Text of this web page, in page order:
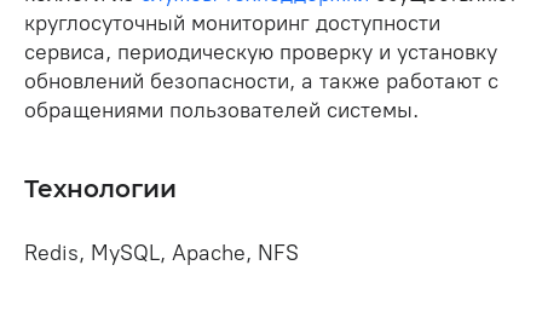
круглосуточный мониторинг доступности
сервиса, периодическую проверку и установку
обновлений безопасности, а также работают с
обращениями пользователей системы.
Технологии
Redis, MySQL, Apache, NFS